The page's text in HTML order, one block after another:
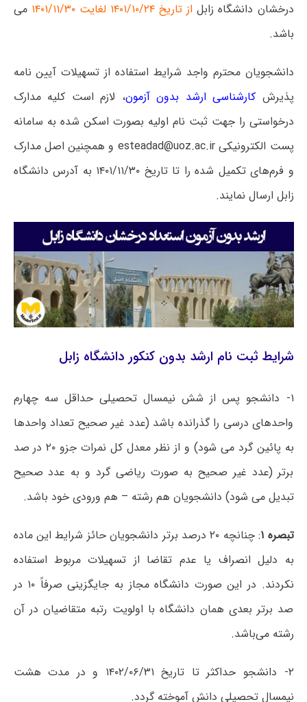
درخشان دانشگاه زابل از تاریخ ۱۴۰۱/۱۰/۲۴ لغایت ۱۴۰۱/۱۱/۳۰
می
باشد.
دانشجویان محترم واجد شرایط استفاده از تسهیلات آیین نامه
پذیرش کارشناسی ارشد بدون آزمون، لازم است کلیه مدارک
درخواستی را جهت ثبت نام اولیه بصورت اسکن شده به سامانه
پست الکترونیکی esteadad@uoz.ac.ir و همچنین اصل مدارک
و فرم‌های تکمیل شده را تا تاریخ ۱۴۰۱/۱۱/۳۰ به آدرس دانشگاه
زابل ارسال نمایند.
شرایط ثبت نام ارشد بدون کنکور دانشگاه زابل
۱- دانشجو پس از شش نیمسال تحصیلی حداقل سه چهارم
واحدهای درسی را گذرانده باشد (عدد غیر صحیح تعداد واحدها
به پائین گرد می شود) و از نظر معدل کل نمرات جزو ۲۰ در صد
برتر (عدد غیر صحیح به صورت ریاضی گرد و به عدد صحیح
تبدیل می شود) دانشجویان هم رشته – هم ورودی خود باشد.
تبصره ۱
: چنانچه ۲۰ درصد برتر دانشجویان حائز شرایط این ماده
به دلیل انصراف یا عدم تقاضا از تسهیلات مربوط استفاده
نکردند. در این صورت دانشگاه مجاز به جایگزینی صرفاً ۱۰ در
صد برتر بعدی همان دانشگاه با اولویت رتبه متقاضیان در آن
رشته می‌باشد.
۲- دانشجو حداکثر تا تاریخ ۱۴۰۲/۰۶/۳۱ و در مدت هشت
نیمسال تحصیلی دانش آموخته گردد.